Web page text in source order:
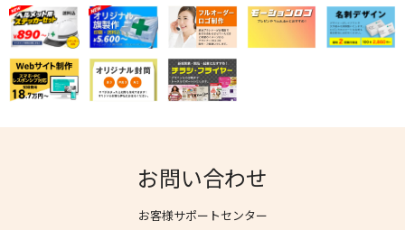
お問い合わせ
お客様サポートセンター